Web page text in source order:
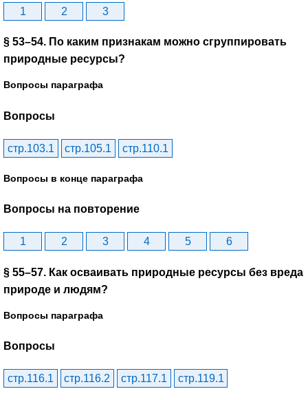
1 2 3
§ 53–54. По каким признакам можно сгруппировать
природные ресурсы?
Вопросы параграфа
Вопросы
стр.103.1 стр.105.1 стр.110.1
Вопросы в конце параграфа
Вопросы на повторение
1 2 3 4 5 6
§ 55–57. Как осваивать природные ресурсы без вреда
природе и людям?
Вопросы параграфа
Вопросы
стр.116.1 стр.116.2 стр.117.1 стр.119.1